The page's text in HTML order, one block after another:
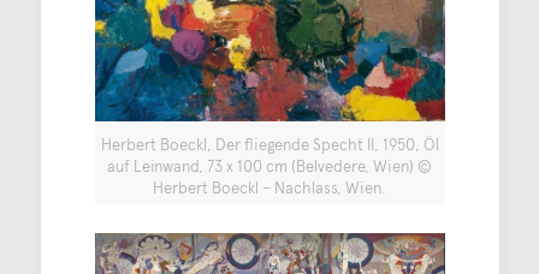
Herbert Boeckl, Der fliegende Specht II, 1950, Öl
auf Leinwand, 73 x 100 cm (Belvedere, Wien) ©
Herbert Boeckl – Nachlass, Wien.